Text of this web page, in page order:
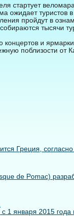
стартует
ожидает туристов
пройдут в
тысячи
и ярмарки
поблизости от
Греция, согласно
de Pomac)
1 января 2015 года